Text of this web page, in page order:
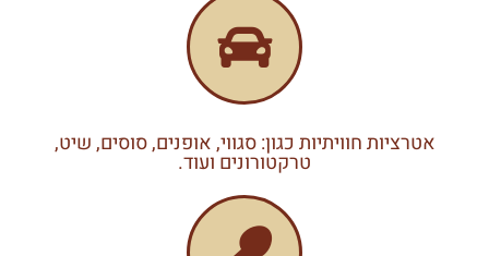
אטרציות חוויתיות כגון: סגווי, אופנים, סוסים, שיט,
טרקטורונים ועוד.